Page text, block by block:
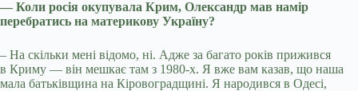
— Коли росія окупувала Крим, Олександр мав намір
перебратись на материкову Україну?
– На скільки мені відомо, ні. Адже за багато років прижився
в Криму — він мешкає там з 1980-х. Я вже вам казав, що наша
мала батьківщина на Кіровоградщині. Я народився в Одесі,